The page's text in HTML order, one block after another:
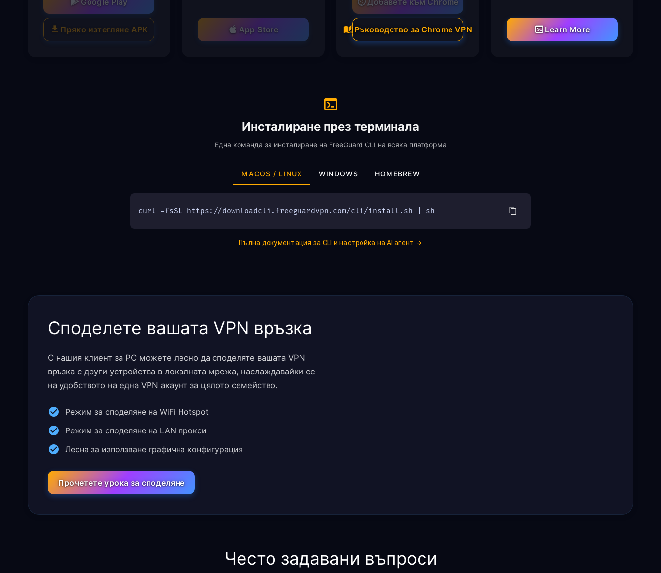
Google Play
Пряко изтегляне APK App Store
Добавете към Chrome
Ръководство за Chrome VPN Learn More
Инсталиране през терминала
Една команда за инсталиране на FreeGuard CLI на всяка платформа
MACOS / LINUX WINDOWS HOMEBREW
curl -fsSL https://downloadcli.freeguardvpn.com/cli/install.sh | sh
Пълна документация за CLI и настройка на AI агент
Споделете вашата VPN връзка
С нашия клиент за PC можете лесно да споделяте вашата VPN
връзка с други устройства в локалната мрежа, наслаждавайки се
на удобството на една VPN акаунт за цялото семейство.
Режим за споделяне на WiFi Hotspot
Режим за споделяне на LAN прокси
Лесна за използване графична конфигурация
Прочетете урока за споделяне
Често задавани въпроси